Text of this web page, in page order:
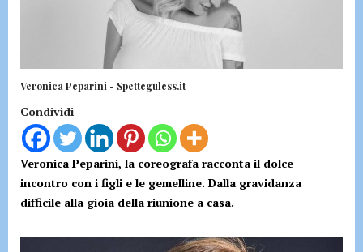
Veronica Peparini - Spetteguless.it
Condividi
Veronica Peparini, la coreografa racconta il dolce
incontro con i figli e le gemelline. Dalla gravidanza
difficile alla gioia della riunione a casa.